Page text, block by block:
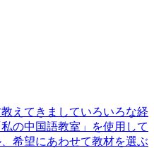
えてきましていろいろな経
の中国語教室」を使用して
希望にあわせて教材を選ぶ